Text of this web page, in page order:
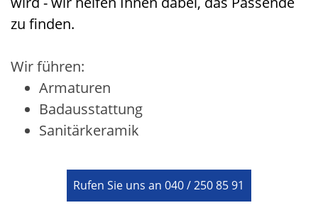
zu finden.
Wir führen:
Armaturen
Badausstattung
Sanitärkeramik
Rufen Sie uns an 040 / 250 85 91